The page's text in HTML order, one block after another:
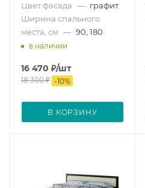
Цвет фасада — графит
Ширина спального
места, см — 90, 180
в наличии
16 470 ₽/шт
18 300₽ -10%
В КОРЗИНУ